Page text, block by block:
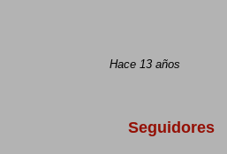
Hace 13 años
Seguidores